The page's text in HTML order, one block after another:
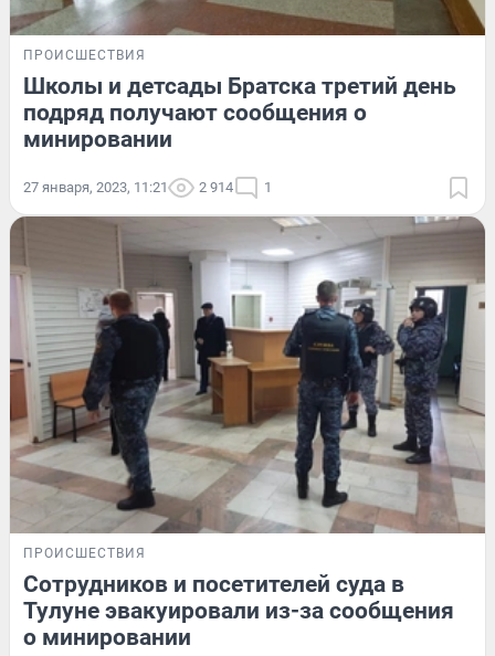
ПРОИСШЕСТВИЯ
Школы и детсады Братска третий день
подряд получают сообщения о
минировании
27 января, 2023, 11:21 2 914 1
ПРОИСШЕСТВИЯ
Сотрудников и посетителей суда в
Тулуне эвакуировали из-за сообщения
о минировании